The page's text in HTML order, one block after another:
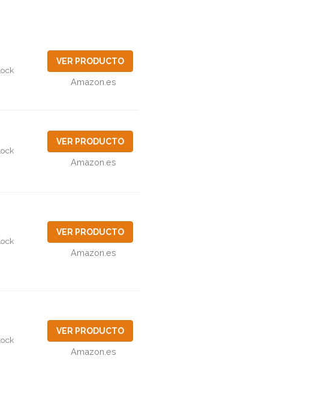
VER PRODUCTO
Amazon.es
VER PRODUCTO
Amazon.es
VER PRODUCTO
Amazon.es
VER PRODUCTO
Amazon.es